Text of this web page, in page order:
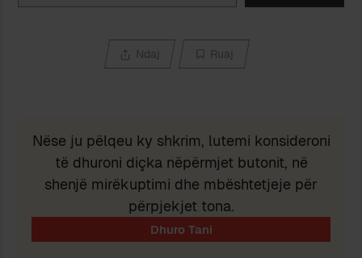
Ndaj Ruaj
Nëse ju pëlqeu ky shkrim, lutemi konsideroni
të dhuroni diçka nëpërmjet butonit, në
shenjë mirëkuptimi dhe mbështetjeje për
përpjekjet tona.